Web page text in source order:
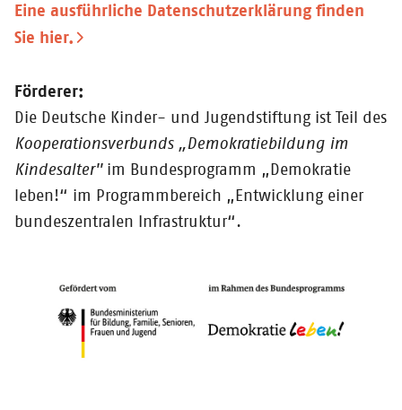
Eine ausführliche Datenschutzerklärung finden
Sie hier.
Förderer:
Die Deutsche Kinder- und Jugendstiftung ist Teil des
Kooperationsverbunds „Demokratiebildung im
Kindesalter"im Bundesprogramm „Demokratie
leben!“ im Programmbereich „Entwicklung einer
bundeszentralen Infrastruktur“.